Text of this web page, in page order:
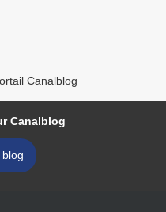
Canalblog
Canalblog